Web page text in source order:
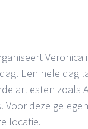
Veronica
Een hele dag
artiesten zoals
Voor deze
locatie.